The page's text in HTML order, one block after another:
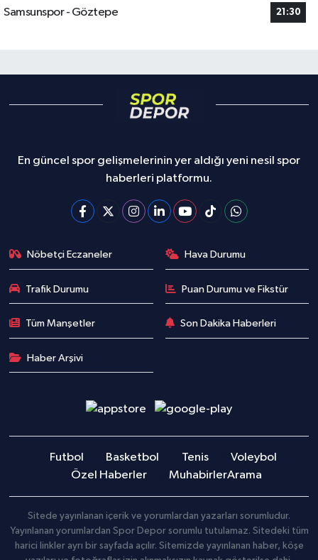
Samsunspor - Göztepe
21:30
En güncel spor gelişmelerinin yer aldığı yeni nesil spor
haberleri platformu.
Nöbetçi Eczaneler Hava Durumu
Trafik Durumu Puan Durumu ve Fikstür
Tüm Manşetler Son Dakika Haberleri
Haber Arşivi
Futbol Basketbol Tenis
Voleybol
Özel Haberler
MuhabirlerArama
Sitede yayınlanan içerik ve yorumlardan yazarları sorumludur.
Yayınlanan yorumlardan Spor Depor sorumlu tutulamaz. Sitedeki tüm
harici linkler ayrı bir sayfada açılır. Sitemizde yayınlanan haber, köşe